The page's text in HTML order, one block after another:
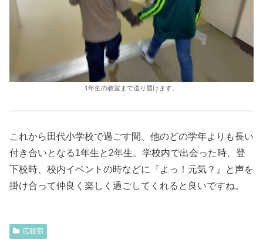
1年生の教室まで送り届けます。
これから田代小学校で過ごす間、他のどの学年よりも長い
付き合いとなる1年生と2年生。学校内で出会った時、登
下校時、校内イベントの時などに『よっ！元気？』と声を
掛け合って仲良く楽しく過ごしてくれると良いですね。
広報部